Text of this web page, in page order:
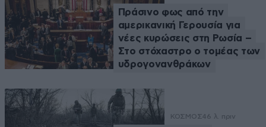
Πράσινο φως από την
αμερικανική Γερουσία για
νέες κυρώσεις στη Ρωσία –
Στο στόχαστρο ο τομέας των
υδρογονανθράκων
ΚΟΣΜΟΣ46 λ. πριν